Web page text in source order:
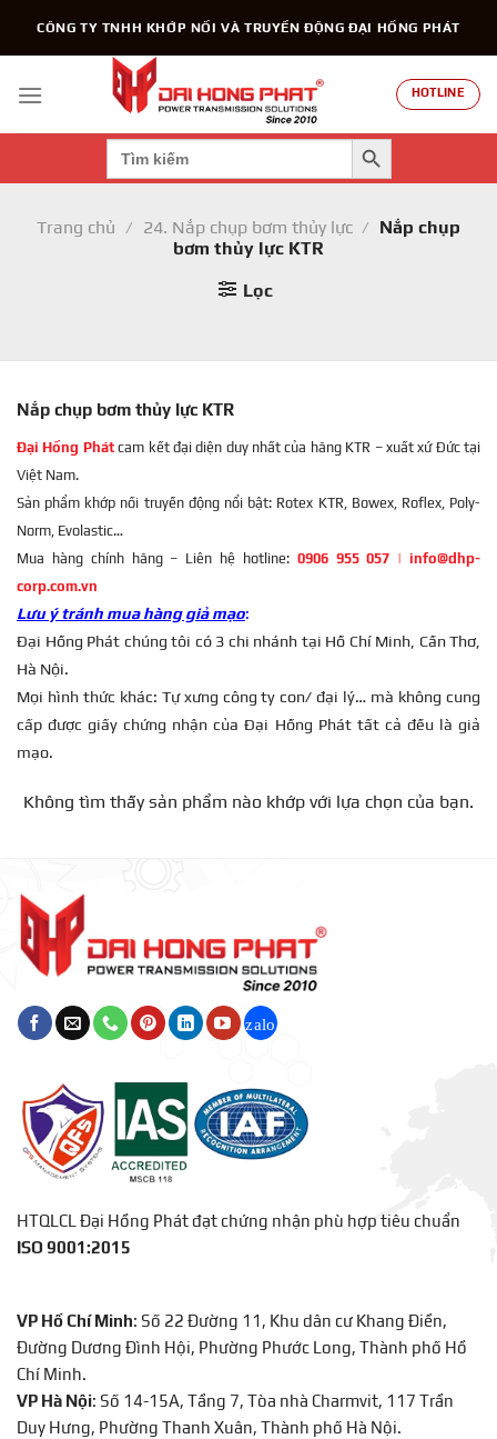
dung
CÔNG TY TNHH KHỚP NỐI VÀ TRUYỀN ĐỘNG ĐẠI HỒNG PHÁT
HOTLINE
Search
for:
SEARCH BUTTON
Trang chủ / 24. Nắp chụp bơm thủy lực / Nắp chụp
bơm thủy lực KTR
Lọc
Nắp chụp bơm thủy lực KTR
Đại Hồng Phátcam kết đại diện duy nhất của hãng KTR – xuất xứ Đức tại
Việt Nam.
Sản phẩm khớp nối truyền động nổi bật: Rotex KTR, Bowex, Roflex, Poly-
Norm, Evolastic…
Mua hàng chính hãng – Liên hệ hotline: 0906 955 057 |info@dhp-
corp.com.vn
Lưu ý tránh mua hàng giả mạo:
Đại Hồng Phát chúng tôi có 3 chi nhánh tại Hồ Chí Minh, Cần Thơ,
Hà Nội.
Mọi hình thức khác: Tự xưng công ty con/ đại lý… mà không cung
cấp được giấy chứng nhận của Đại Hồng Phát tất cả đều là giả
mạo.
Không tìm thấy sản phẩm nào khớp với lựa chọn của bạn.
HTQLCL Đại Hồng Phát đạt chứng nhận phù hợp tiêu chuẩn
ISO 9001:2015
VP Hồ Chí Minh: Số 22 Đường 11, Khu dân cư Khang Điền,
Đường Dương Đình Hội, Phường Phước Long, Thành phố Hồ
Chí Minh.
VP Hà Nội: Số 14-15A, Tầng 7, Tòa nhà Charmvit, 117 Trần
Duy Hưng, Phường Thanh Xuân, Thành phố Hà Nội.